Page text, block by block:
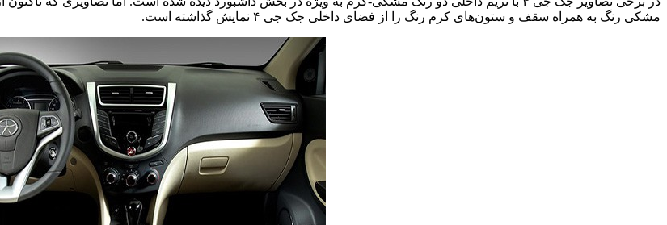
مشکی رنگ به همراه سقف و ستون‌های کرم رنگ را از فضای داخلی جک جی ۴ نمایش گذاشته است.